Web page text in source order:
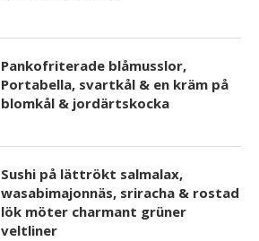
Pankofriterade blåmusslor,
Portabella, svartkål & en kräm på
blomkål & jordärtskocka
Sushi på lättrökt salmalax,
wasabimajonnäs, sriracha & rostad
lök möter charmant grüner
veltliner